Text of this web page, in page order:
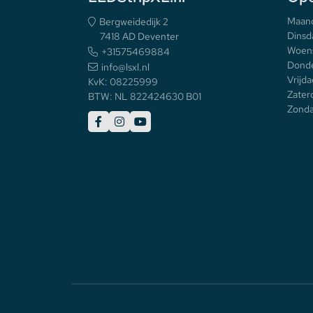
Bergweidedijk 2
7418 AD Deventer
+31575469884
info@lsxl.nl
KvK: 08225999
BTW: NL 822424630 B01